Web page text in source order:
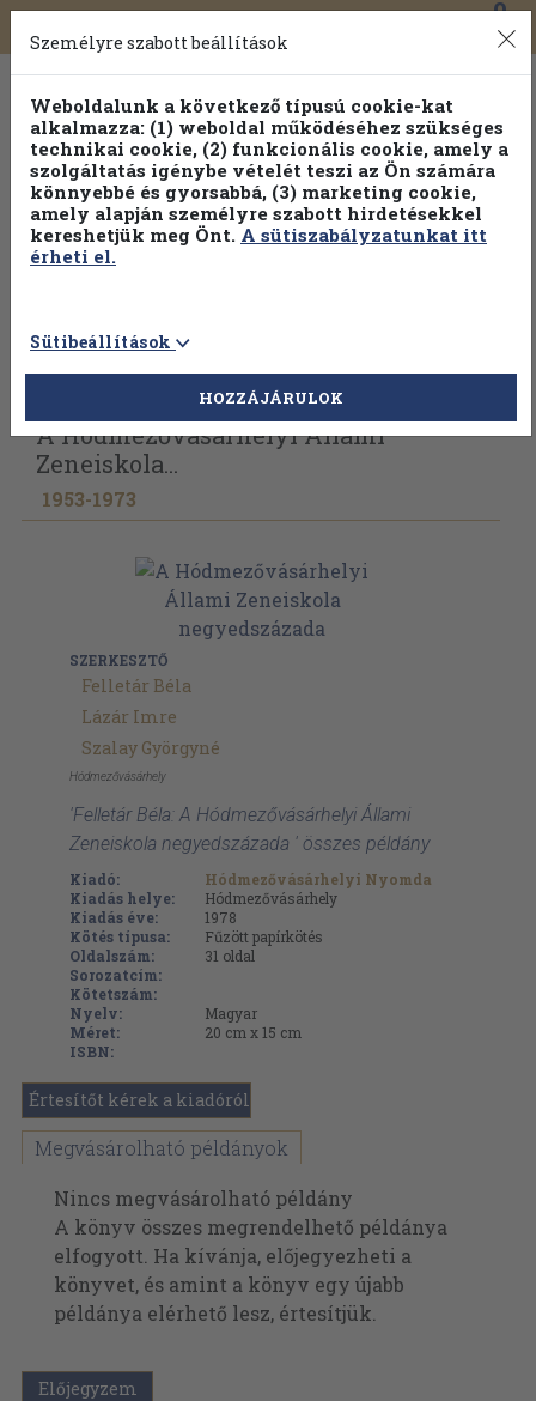
Toggle
navigation
0
Vissza az előző oldalra Válasszon példányt
A Hódmezővásárhelyi Állami
Zeneiskola...
1953-1973
SZERKESZTŐ
Felletár Béla
Lázár Imre
Szalay Györgyné
Hódmezővásárhely
'Felletár Béla: A Hódmezővásárhelyi Állami
Zeneiskola negyedszázada ' összes példány
Kiadó:
Hódmezővásárhelyi Nyomda
Kiadás helye:
Hódmezővásárhely
Kiadás éve:
1978
Kötés típusa:
Fűzött papírkötés
Oldalszám:
31 oldal
Sorozatcím:
Kötetszám:
Nyelv:
Magyar
Méret:
20 cm x 15 cm
ISBN:
Értesítőt kérek a kiadóról
Megvásárolható példányok
Nincs megvásárolható példány
A könyv összes megrendelhető példánya
elfogyott. Ha kívánja, előjegyezheti a
könyvet, és amint a könyv egy újabb
példánya elérhető lesz, értesítjük.
Előjegyzem
Személyre szabott beállítások
Weboldalunk a következő típusú cookie-kat
alkalmazza: (1) weboldal működéséhez szükséges
technikai cookie, (2) funkcionális cookie, amely a
szolgáltatás igénybe vételét teszi az Ön számára
könnyebbé és gyorsabbá, (3) marketing cookie,
amely alapján személyre szabott hirdetésekkel
kereshetjük meg Önt. A sütiszabályzatunkat itt
érheti el.
Sütibeállítások
HOZZÁJÁRULOK